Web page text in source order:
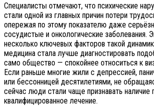
Специалисты отмечают, что психические
стали одной из главных причин потери
опережая по этому показателю даже
сосудистые и онкологические заболевания.
несколько ключевых факторов такой
медицина стала лучше диагностировать
само общество — спокойнее относиться к
Если раньше многие жили с депрессией,
или бессонницей десятилетиями, не
сейчас люди стали чаще признавать наличие
квалифицированное лечение.